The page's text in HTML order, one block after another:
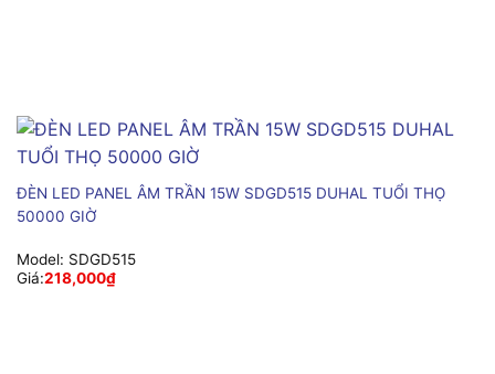
ĐÈN LED PANEL ÂM TRẦN 15W SDGD515 DUHAL TUỔI THỌ
50000 GIỜ
Model: SDGD515
Giá:218,000₫